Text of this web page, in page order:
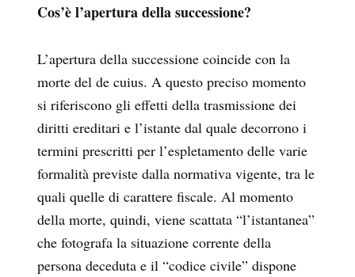
Cos’è l’apertura della successione?
L’apertura della successione coincide con la
morte del de cuius. A questo preciso momento
si riferiscono gli effetti della trasmissione dei
diritti ereditari e l’istante dal quale decorrono i
termini prescritti per l’espletamento delle varie
formalità previste dalla normativa vigente, tra le
quali quelle di carattere fiscale. Al momento
della morte, quindi, viene scattata “l’istantanea”
che fotografa la situazione corrente della
persona deceduta e il “codice civile” dispone